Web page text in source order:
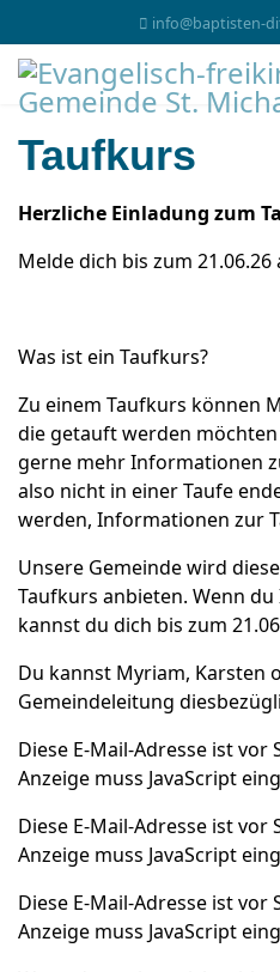
info@baptisten-
Taufkurs
Herzliche Einladung zum
Melde dich bis zum 21.06.26
Was ist ein Taufkurs?
Zu einem Taufkurs können
die getauft werden
gerne mehr Informationen
also nicht in einer Taufe
werden, Informationen zur
Unsere Gemeinde wird
Taufkurs anbieten. Wenn
kannst du dich bis zum
Du kannst Myriam, Karsten
Gemeindeleitung
Diese E-Mail-Adresse ist
Anzeige muss JavaScript
Diese E-Mail-Adresse ist
Anzeige muss JavaScript
Diese E-Mail-Adresse ist
Anzeige muss JavaScript